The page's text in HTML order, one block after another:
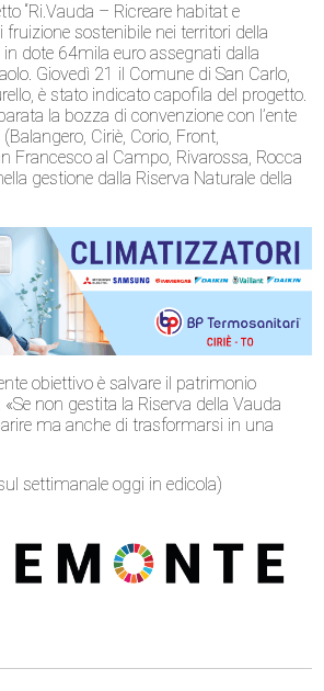
“Ri.Vauda – Ricreare habitat e
sostenibile nei territori della
in dote 64mila euro assegnati dalla
Giovedì 21 il Comune di San Carlo,
è stato indicato capofila del progetto.
la bozza di convenzione con l’ente
Ciriè, Corio, Front,
Francesco al Campo, Rivarossa, Rocca
gestione dalla Riserva Naturale della
obiettivo è salvare il patrimonio
«Se non gestita la Riserva della Vauda
ma anche di trasformarsi in una
settimanale oggi in edicola)